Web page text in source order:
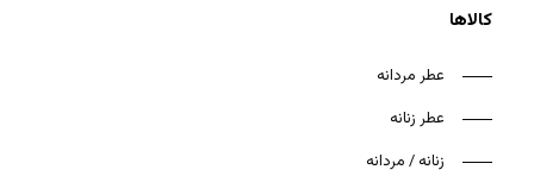
کالاها
عطر مردانه
عطر زنانه
زنانه / مردانه